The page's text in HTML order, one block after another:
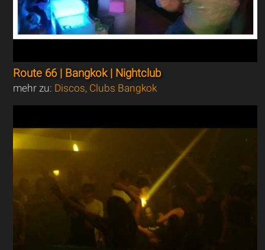
Route 66 | Bangkok | Nightclub
mehr zu: Discos, Clubs Bangkok